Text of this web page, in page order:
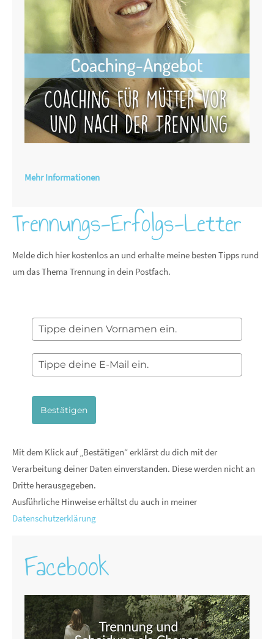
Mehr Informationen
Trennungs-Erfolgs-Letter
Melde dich hier kostenlos an und erhalte meine besten Tipps rund
um das Thema Trennung in dein Postfach.
Bestätigen
Mit dem Klick auf „Bestätigen“ erklärst du dich mit der
Verarbeitung deiner Daten einverstanden. Diese werden nicht an
Dritte herausgegeben.
Ausführliche Hinweise erhältst du auch in meiner
Datenschutzerklärung
Facebook